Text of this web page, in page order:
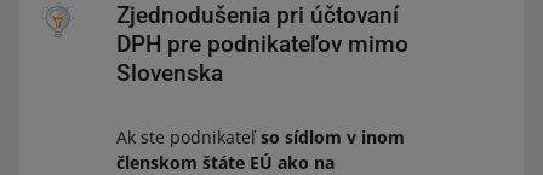
Zjednodušenia pri účtovaní
DPH pre podnikateľov mimo
Slovenska
Ak ste podnikateľso sídlom v inom
členskom štáte EÚ ako na